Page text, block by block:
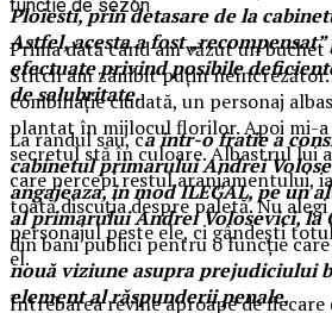
Ploiesti, prin detasare de la
Astfel, acesta a fost
efectuate privind posibile
de salubritate.
La randul sau, ca intr-o fratie a
cabinetul primarului Andrei
angajeaza, in mod ILEGAL, pe un
al primarului Andrei Volosevici, la
din bani publici pentru o funcție
nouă viziune asupra prejudiciului
element al răspunderii penale.
Prima dată când am văzut un
Stitch am zâmbit puțin neîncrezător.
combinație ciudată, un personaj
plantat în mijlocul florilor. Apoi mi-a
secretul stă în culoare. Albastrul lui
care percepi restul aranjamentului,
toată discuția despre paletă. Nu
personajul peste ele, ci gândești
el.
Întrebarea revine aproape de fiecare